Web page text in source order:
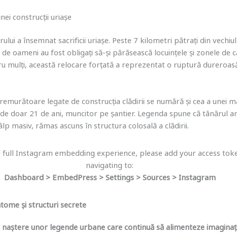
construcții uriașe
a însemnat sacrificii uriașe. Peste 7 kilometri pătrați din vechiul
oameni au fost obligați să-și părăsească locuințele și zonele de
mulți, această relocare forțată a reprezentat o ruptură
legate de construcția clădirii se numără și cea a unei
doar 21 de ani, muncitor pe șantier. Legenda spune că tânărul
masiv, rămas ascuns în structura colosală a clădirii.
full Instagram embedding experience, please add your access
navigating to:
Dashboard > EmbedPress > Settings > Sources > Instagram
și structuri secrete
naștere unor legende urbane care continuă să alimenteze